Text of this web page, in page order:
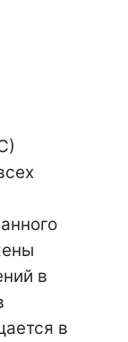
в
в